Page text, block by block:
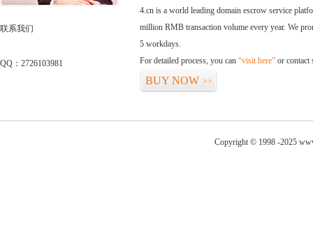
联系我们
QQ：2726103981
4.cn is a world leading domain escrow service
million RMB transaction volume every year. We
5 workdays.
For detailed process, you can “visit here” or contact
BUY NOW >>
Copyright © 1998 -2025